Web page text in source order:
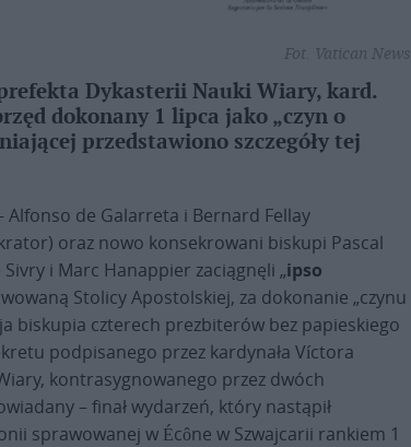
Fot. Vatican News
Dykasterii Nauki Wiary, kard.
dokonany 1 lipca jako „czyn o
przedstawiono szczegóły tej
Alfonso de Galarreta i Bernard Fellay
oraz nowo konsekrowani biskupi Pascal
i Marc Hanappier zaciągnęli „ipso
Stolicy Apostolskiej, za dokonanie „czynu
biskupia czterech prezbiterów bez papieskiego
podpisanego przez kardynała Víctora
kontrasygnowanego przez dwóch
– finał wydarzeń, który nastąpił
sprawowanej w Écône w Szwajcarii rankiem 1